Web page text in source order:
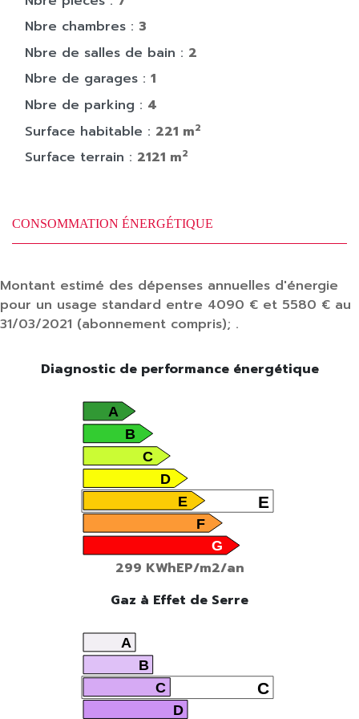
Nbre chambres : 3
Nbre de salles de bain : 2
Nbre de garages : 1
Nbre de parking : 4
Surface habitable : 221 m2
Surface terrain : 2121 m2
CONSOMMATION ÉNERGÉTIQUE
Montant estimé des dépenses annuelles d'énergie
pour un usage standard entre 4090 € et 5580 € au
31/03/2021 (abonnement compris); .
Diagnostic de performance énergétique
A
B
C
D
E
E
F
G
299 KWhEP/m2/an
Gaz à Effet de Serre
A
B
C
C
D